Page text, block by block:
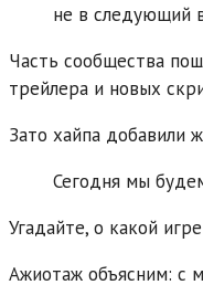
не в следующий
Часть сообщества
трейлера и новых
Зато хайпа добавили
Сегодня мы
Угадайте, о какой
Ажиотаж объясним: с